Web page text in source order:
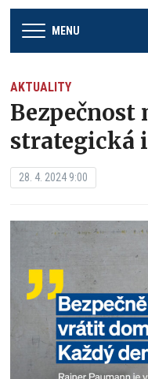
MENU
AKTUALITY
Bezpečnost
strategická
28. 4. 2024 9:00